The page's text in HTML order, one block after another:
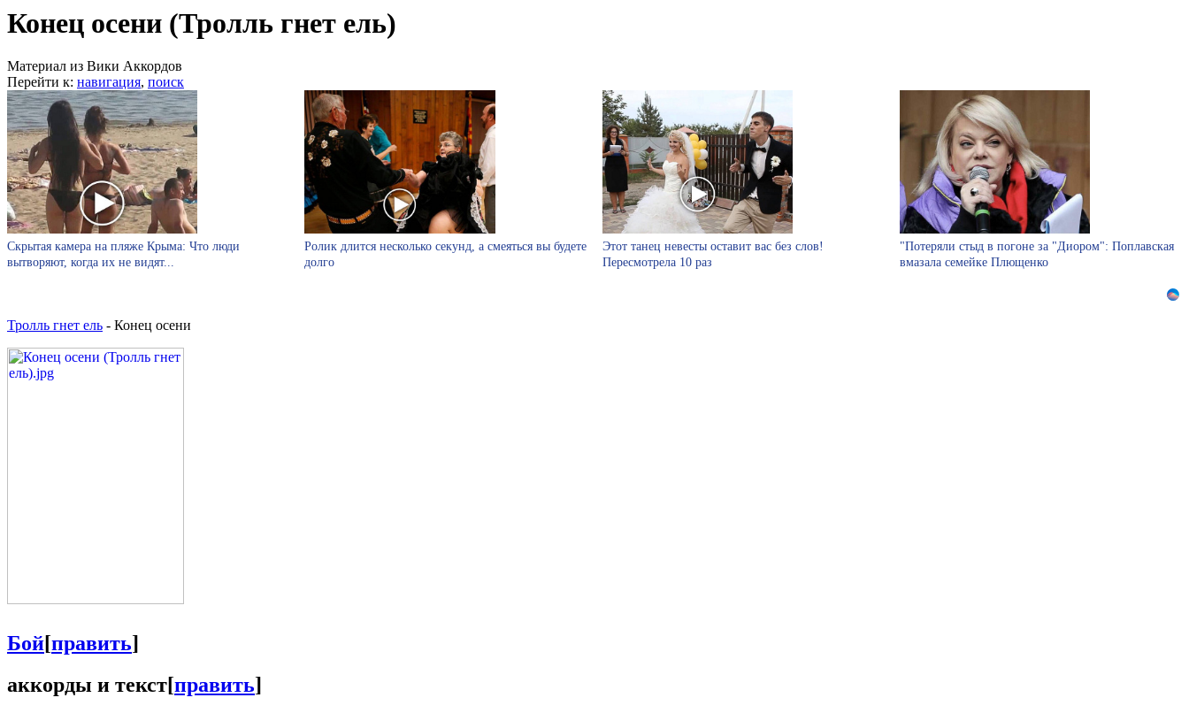
Конец осени (Тролль гнет ель)
Материал из Вики Аккордов
Перейти к: навигация, поиск
Скрытая камера на пляже Крыма: Что люди
вытворяют, когда их не видят...
Ролик длится несколько секунд, а смеяться вы будете
долго
Этот танец невесты оставит вас без слов!
Пересмотрела 10 раз
"Потеряли стыд в погоне за "Диором": Поплавская
вмазала семейке Плющенко
Тролль гнет ель - Конец осени
Бой[править]
аккорды и текст[править]